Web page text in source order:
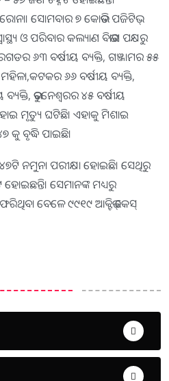
ସୋମବାର ୭ କୋଭିଡ ପଜିଟିଭ୍‌
ଓ ପରିବାର କଲ୍ୟାଣ ବିଭାଗ ପକ୍ଷରୁ
୬୩ ବର୍ଷୀୟ ବ୍ୟକ୍ତି, ଗଞ୍ଜାମର ୫୫
ମହିଳା,କଟକର ୬୬ ବର୍ଷୀୟ ବ୍ୟକ୍ତି,
ଭୁବନେଶ୍ୱରର ୪୫ ବର୍ଷୀୟ
ମୃତ୍ୟୁ ଘଟିଛି। ଏହାକୁ ମିଶାଇ
କୁ ବୃଦ୍ଧି ପାଇଛି।
ନମୁନା ପରୀକ୍ଷା ହୋଇଛି। ସେଥିରୁ
ସେମାନଙ୍କ ମଧ୍ୟରୁ
ବେଳେ ୯୯୧୯ ଆକ୍ଟିଭ୍‌ କେସ୍‌